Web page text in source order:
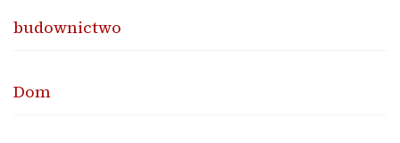
budownictwo
Dom